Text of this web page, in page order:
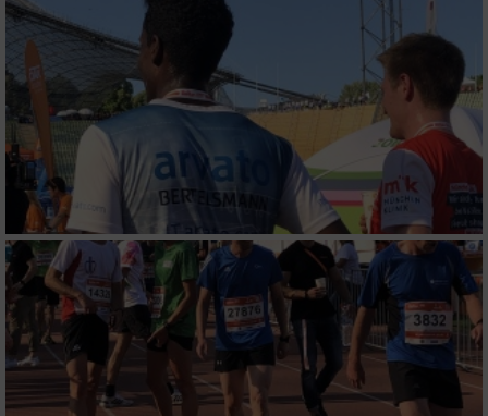
Partnerliste anzeigen (1 IAB-Anbieter)
Wir nutzen Ihre Daten für folgende Zwecke:
IAB-Verarbeitungszwecke:
Speichern von oder Zugriff auf Informationen
auf einem Endgerät
Verwendung reduzierter Daten zur Auswahl
von Werbeanzeigen
Erstellung von Profilen für personalisierte
Werbung
Verwendung von Profilen zur Auswahl
personalisierter Werbung
Erstellung von Profilen zur Personalisierung
von Inhalten